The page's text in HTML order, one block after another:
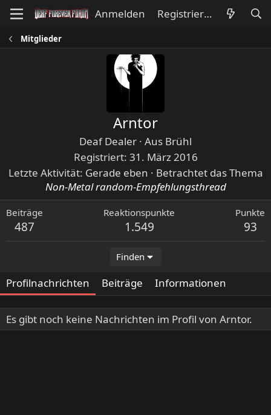
Anmelden Registrieren
Mitglieder
Arntor
Deaf Dealer · Aus Brühl
Registriert 31. März 2016
Letzte Aktivität Gerade eben · Betrachtet das Thema
Non-Metal random-Empfehlungsthread
Beiträge
487
Reaktionspunkte
1.549
Punkte
93
Finden
Profilnachrichten Beiträge Informationen
Es gibt noch keine Nachrichten im Profil von Arntor.